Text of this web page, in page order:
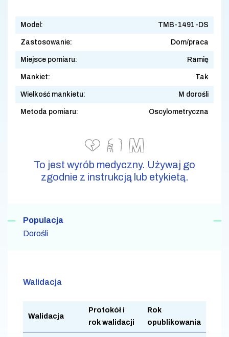
Model: TMB-1491-DS
Zastosowanie: Dom/praca
Miejsce pomiaru: Ramię
Mankiet: Tak
Wielkość mankietu: M dorośli
Metoda pomiaru: Oscylometryczna
To jest wyrób medyczny. Używaj go
zgodnie z instrukcją lub etykietą.
Populacja
Dorośli
Walidacja
Walidacja
Protokół i
rok walidacji
Rok
opublikowania